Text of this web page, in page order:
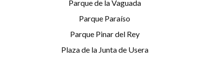
Parque de la Vaguada
Parque Paraíso
Parque Pinar del Rey
Plaza de la Junta de Usera